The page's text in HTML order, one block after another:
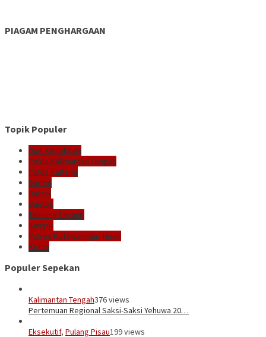
PIAGAM PENGHARGAAN
Topik Populer
Giat Kepolisian
Polda Kalimantan Tengah
Polda Kalteng
Bartim
Barsel
Buntok
Tamiang Layang
Sampit
Polres Kotawaringin Timur
Kotim
Populer Sepekan
Kalimantan Tengah376 views
Pertemuan Regional Saksi-Saksi Yehuwa 20…
Eksekutif, Pulang Pisau199 views